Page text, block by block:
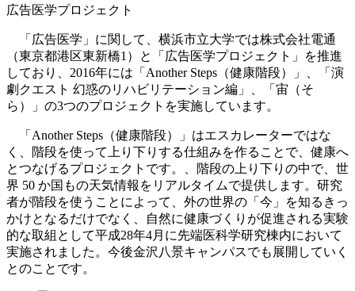
広告医学プロジェクト
「広告医学」に関して、横浜市立大学では株式会社電通
（東京都港区東新橋1）と「広告医学プロジェクト」を推進
しており、2016年には「Another Steps（健康階段）」、「演
劇クエスト 幻惑のリハビリテーション編」、「宙（そ
ら）」の3つのプロジェクトを実施しています。
「Another Steps（健康階段）」はエスカレーターではな
く、階段を使って上り下りする仕組みを作ることで、健康へ
とつなげるプロジェクトです。、階段の上り下りの中で、世
界 50 か国もの天気情報をリアルタイムで提供します。研究
者が階段を使うことによって、外の世界の「今」を知るきっ
かけとなるだけでなく、自然に健康づくりが促進される実験
的な取組として平成28年4月に先端医科学研究棟内において
実施されました。今後金沢八景キャンパスでも展開していく
とのことです。